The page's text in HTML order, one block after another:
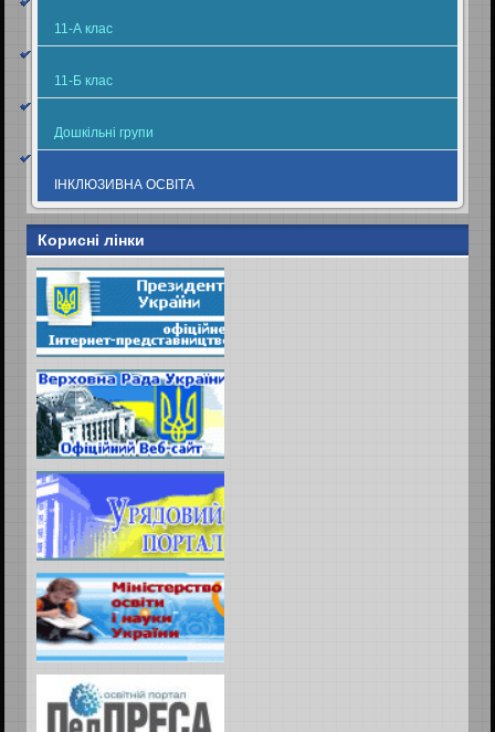
11-А клас
11-Б клас
Дошкільні групи
ІНКЛЮЗИВНА ОСВІТА
Корисні лінки